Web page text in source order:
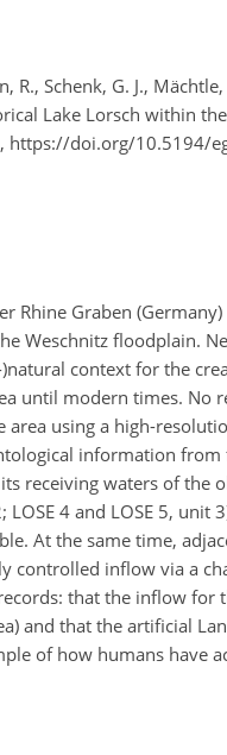
R., Schenk, G. J.,
Lake Lorsch within
https://doi.org/10.5194/
Rhine Graben
Weschnitz floodplain.
context for the
until modern times. No
area using a high-
information
receiving waters of the
4 and LOSE 5, unit
At the same time,
controlled inflow via a
that the inflow for
and that the artificial
of how humans have